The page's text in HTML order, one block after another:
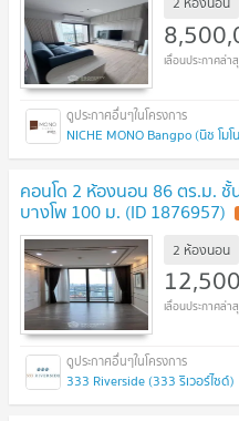
NICHE MONO Bangpo (นิช โมโ
คอนโด 2 ห้องนอน 86 ตร.ม. ชั้
บางโพ 100 ม. (ID 1876957)
2 ห้องนอน
333 Riverside (333 ริเวอร์ไซด์)